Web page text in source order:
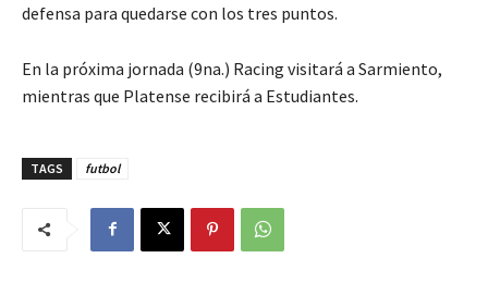
defensa para quedarse con los tres puntos.
En la próxima jornada (9na.) Racing visitará a Sarmiento,
mientras que Platense recibirá a Estudiantes.
TAGS futbol